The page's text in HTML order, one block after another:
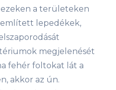
a területeken
lepedékek,
megjelenését
fehér foltokat lát a
akkor az ún.